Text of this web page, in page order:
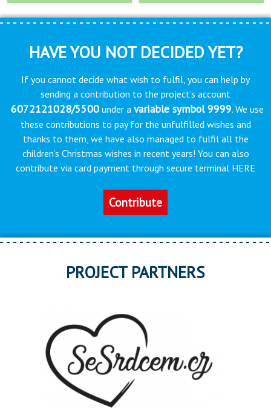
HAVE YOU NOT DECIDED YET?
If you cannot decide what wish to fulfil, you can help by
sending a contribution to the project’s account
6072121028/5500under a variable symbol 9999. We use
these contributions to pay for the unfulfilled wishes and
thanks to them, we have also managed to fulfil all the
children’s Christmas wishes in recent years! You can also
contribute via card payment through secure terminal HERE
Contribute
PROJECT PARTNERS